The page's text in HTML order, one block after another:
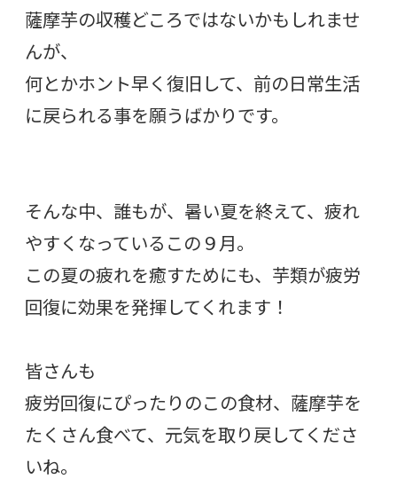
薩摩芋の収穫どころではないかもしれませ
んが、
何とかホント早く復旧して、前の日常生活
に戻られる事を願うばかりです。
そんな中、誰もが、暑い夏を終えて、疲れ
やすくなっているこの９月。
この夏の疲れを癒すためにも、芋類が疲労
回復に効果を発揮してくれます！
皆さんも
疲労回復にぴったりのこの食材、薩摩芋を
たくさん食べて、元気を取り戻してくださ
いね。